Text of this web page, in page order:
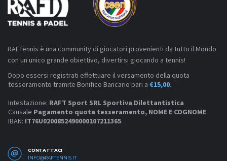
RAFTennis è una community di giocatori provenienti da tutto il Mondo
con un unico grande obiettivo, divertirsi giocando a tennis!
Dopo essersi registrati effettuare il versamento della quota
tesseramento tramite Bonifico Bancario pari a €15,00.
Intestazione: RAFT Sport SRL Sportiva Dilettantistica
Causale Pagamento quota tesseramento, NOME E COGNOME
IBAN: IT76U0200852490000107211365.
CONTATTACI
INFO@RAFTENNIS.IT